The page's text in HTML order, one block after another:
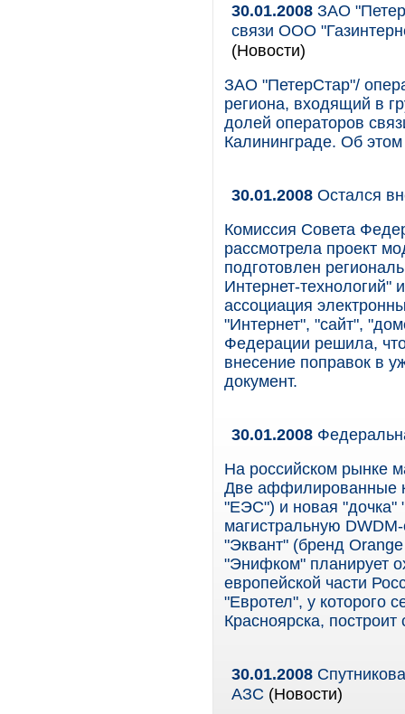
30.01.2008 ЗАО
связи ООО
(Новости)
ЗАО "ПетерСтар"/
региона, входящий в
долей операторов
Калининграде. Об
30.01.2008 Остался
Комиссия Совета
рассмотрела проект
подготовлен
Интернет-технологий"
ассоциация
"Интернет", "сайт",
Федерации решила,
внесение поправок в
документ.
30.01.2008
На российском рынке
Две аффилированные
"ЕЭС") и новая "дочка"
магистральную
"Эквант" (бренд
"Энифком" планирует
европейской части
"Евротел", у которого
Красноярска,
30.01.2008
АЗС (Новости)